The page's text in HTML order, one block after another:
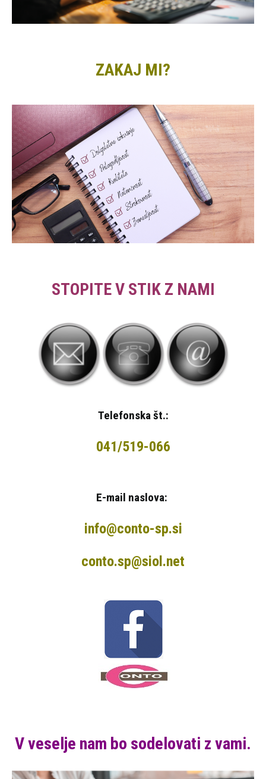
ZAKAJ MI?
STOPITE V STIK Z NAMI
Telefonska št.:
041/519-066
E-mail naslova:
info@conto-sp.si
conto.sp@siol.net
V veselje nam bo sodelovati z vami.